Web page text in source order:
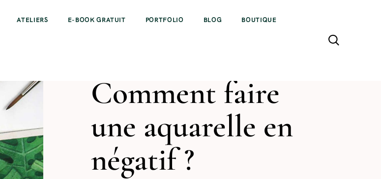
ATELIERS E-BOOK GRATUIT PORTFOLIO BLOG BOUTIQUE
Comment faire
une aquarelle en
négatif ?